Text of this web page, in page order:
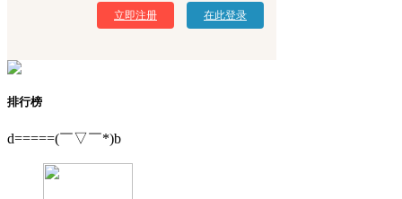
立即注册 在此登录
排行榜
d=====(￣▽￣*)b